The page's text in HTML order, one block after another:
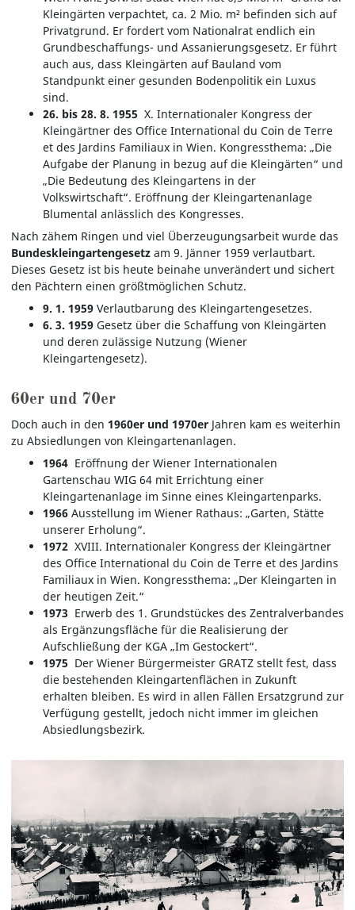
Kleingärten verpachtet, ca. 2 Mio. m² befinden sich auf
Privatgrund. Er fordert vom Nationalrat endlich ein
Grundbeschaffungs- und Assanierungsgesetz. Er führt
auch aus, dass Kleingärten auf Bauland vom
Standpunkt einer gesunden Bodenpolitik ein Luxus
sind.
26. bis 28. 8. 1955 X. Internationaler Kongress der
Kleingärtner des Office International du Coin de Terre
et des Jardins Familiaux in Wien. Kongressthema: „Die
Aufgabe der Planung in bezug auf die Kleingärten“ und
„Die Bedeutung des Kleingartens in der
Volkswirtschaft“. Eröffnung der Kleingartenanlage
Blumental anlässlich des Kongresses.
Nach zähem Ringen und viel Überzeugungsarbeit wurde das
Bundeskleingartengesetz am 9. Jänner 1959 verlautbart.
Dieses Gesetz ist bis heute beinahe unverändert und sichert
den Pächtern einen größtmöglichen Schutz.
9. 1. 1959 Verlautbarung des Kleingartengesetzes.
6. 3. 1959 Gesetz über die Schaffung von Kleingärten
und deren zulässige Nutzung (Wiener
Kleingartengesetz).
60er und 70er
Doch auch in den 1960er und 1970er Jahren kam es weiterhin
zu Absiedlungen von Kleingartenanlagen.
1964 Eröffnung der Wiener Internationalen
Gartenschau WIG 64 mit Errichtung einer
Kleingartenanlage im Sinne eines Kleingartenparks.
1966 Ausstellung im Wiener Rathaus: „Garten, Stätte
unserer Erholung“.
1972 XVIII. Internationaler Kongress der Kleingärtner
des Office International du Coin de Terre et des Jardins
Familiaux in Wien. Kongressthema: „Der Kleingarten in
der heutigen Zeit.“
1973 Erwerb des 1. Grundstückes des Zentralverbandes
als Ergänzungsfläche für die Realisierung der
Aufschließung der KGA „Im Gestockert“.
1975 Der Wiener Bürgermeister GRATZ stellt fest, dass
die bestehenden Kleingartenflächen in Zukunft
erhalten bleiben. Es wird in allen Fällen Ersatzgrund zur
Verfügung gestellt, jedoch nicht immer im gleichen
Absiedlungsbezirk.